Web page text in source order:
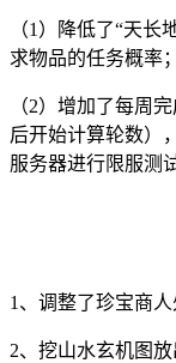
（1）降低了“天长
求物品的任务概率；
（2）增加了每周
后开始计算轮数）
服务器进行限服测
1、调整了珍宝商
2、挖山水玄机图